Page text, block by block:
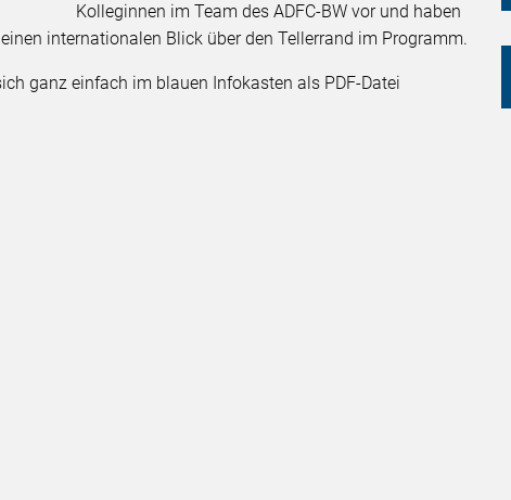
Kolleginnen im Team des ADFC-BW vor und haben
internationalen Blick über den Tellerrand im Programm.
ganz einfach im blauen Infokasten als PDF-Datei